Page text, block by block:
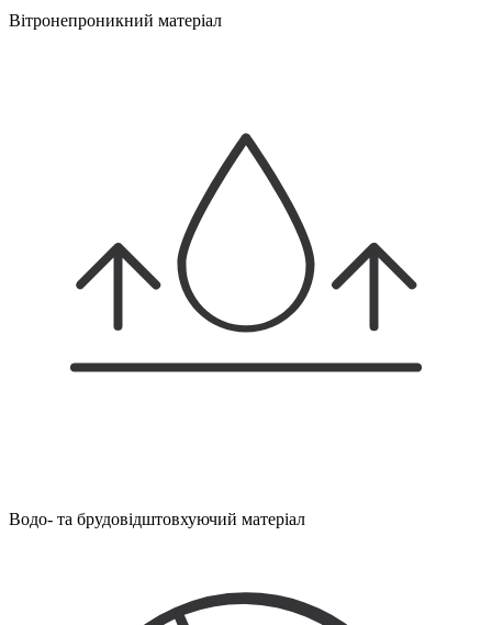
Вітронепроникний матеріал
Водо- та брудовідштовхуючий матеріал